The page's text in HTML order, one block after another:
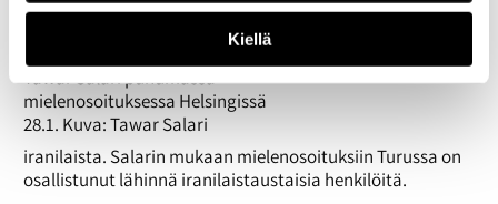
Kiellä
Tawar Salari puhumassa
mielenosoituksessa Helsingissä
28.1. Kuva: Tawar Salari
iranilaista. Salarin mukaan mielenosoituksiin Turussa on
osallistunut lähinnä iranilaistaustaisia henkilöitä.